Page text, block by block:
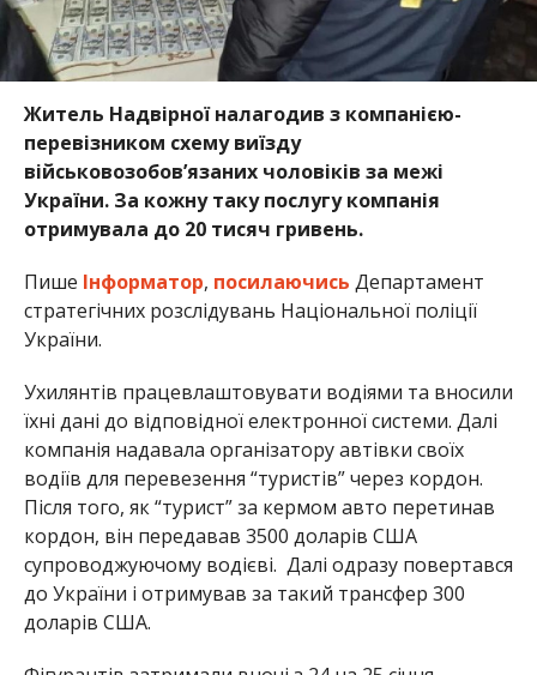
Житель Надвірної налагодив з компанією-
перевізником схему виїзду
військовозобов’язаних чоловіків за межі
України. За кожну таку послугу компанія
отримувала до 20 тисяч гривень.
Пише Інформатор, посилаючись Департамент
стратегічних розслідувань Національної поліції
України.
Ухилянтів працевлаштовувати водіями та вносили
їхні дані до відповідної електронної системи. Далі
компанія надавала організатору автівки своїх
водіїв для перевезення “туристів” через кордон.
Після того, як “турист” за кермом авто перетинав
кордон, він передавав 3500 доларів США
супроводжуючому водієві. Далі одразу повертався
до України і отримував за такий трансфер 300
доларів США.